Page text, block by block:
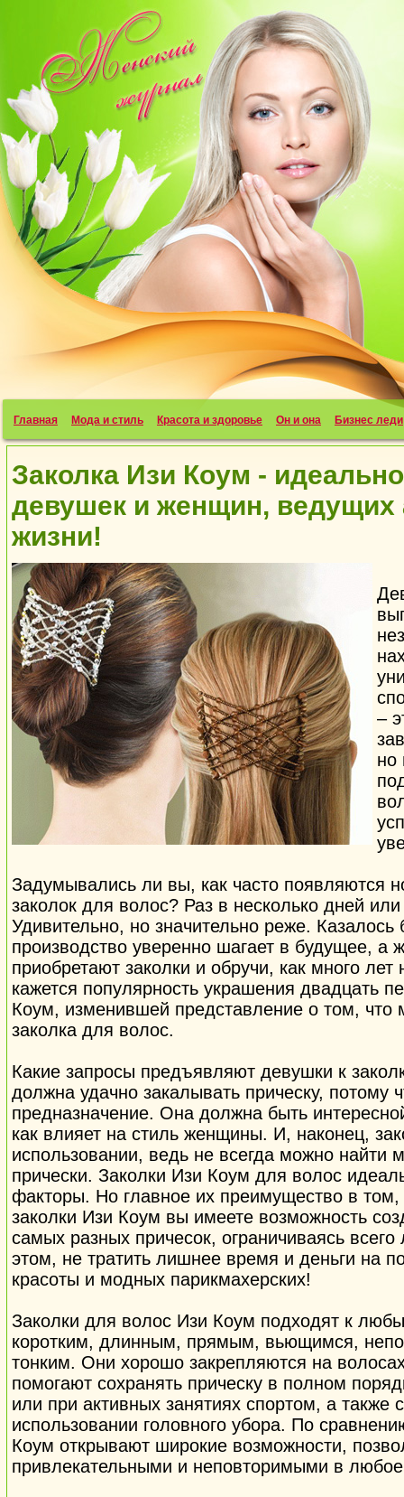
Главная Мода и стиль Красота и здоровье Он и она Бизнес леди
Заколка Изи Коум -
девушек и женщин, ведущих
жизни!
–
но
Задумывались ли вы, как часто появляются
заколок для волос? Раз в несколько дней
Удивительно, но значительно реже. Казалось
производство уверенно шагает в будущее,
приобретают заколки и обручи, как много
кажется популярность украшения двадцать
Коум, изменившей представление о том, что
заколка для волос.
Какие запросы предъявляют девушки к
должна удачно закалывать прическу, потому
предназначение. Она должна быть
как влияет на стиль женщины. И, наконец,
использовании, ведь не всегда можно найти
прически. Заколки Изи Коум для волос
факторы. Но главное их преимущество в том,
заколки Изи Коум вы имеете возможность
самых разных причесок, ограничиваясь
этом, не тратить лишнее время и деньги на
красоты и модных парикмахерских!
Заколки для волос Изи Коум подходят к
коротким, длинным, прямым, вьющимся,
тонким. Они хорошо закрепляются на
помогают сохранять прическу в полном
или при активных занятиях спортом, а также
использовании головного убора. По
Коум открывают широкие возможности,
привлекательными и неповторимыми в